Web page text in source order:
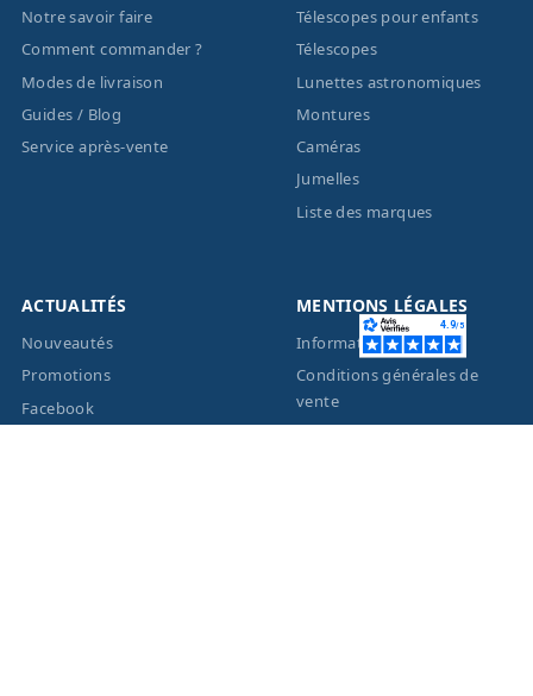
Notre savoir faire
Comment commander ?
Modes de livraison
Guides / Blog
Service après-vente
Télescopes pour enfants
Télescopes
Lunettes astronomiques
Montures
Caméras
Jumelles
Liste des marques
ACTUALITÉS
Nouveautés
Promotions
Facebook
MENTIONS LÉGALES
Informations légales
Conditions générales de
vente